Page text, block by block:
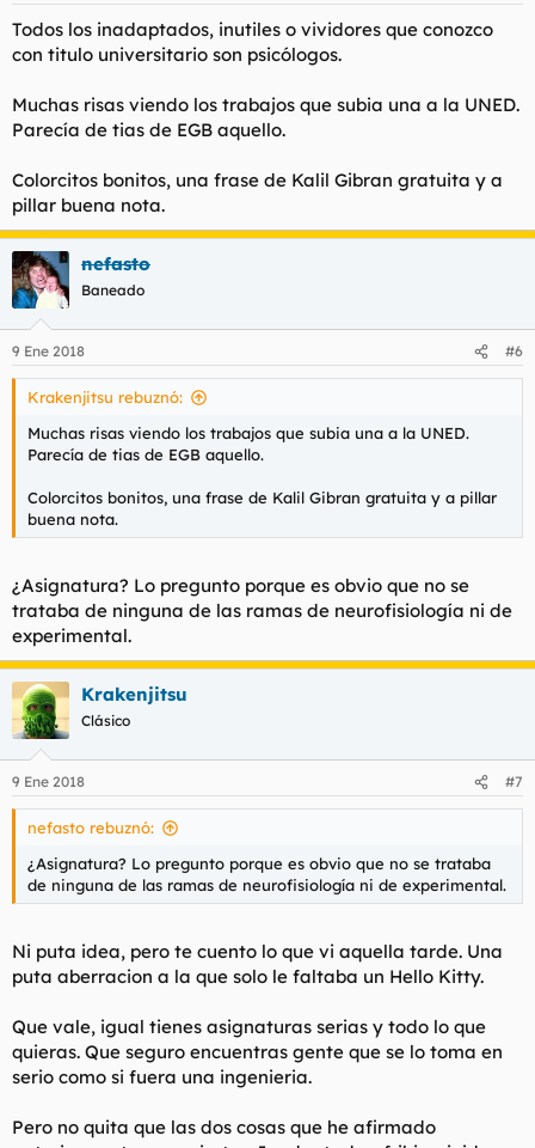
Todos los inadaptados, inutiles o vividores que conozco
con titulo universitario son psicólogos.
Muchas risas viendo los trabajos que subia una a la UNED.
Parecía de tias de EGB aquello.
Colorcitos bonitos, una frase de Kalil Gibran gratuita y a
pillar buena nota.
nefasto
Baneado
9 Ene 2018 #6
Krakenjitsu rebuznó:
Muchas risas viendo los trabajos que subia una a la UNED.
Parecía de tias de EGB aquello.
Colorcitos bonitos, una frase de Kalil Gibran gratuita y a pillar
buena nota.
¿Asignatura? Lo pregunto porque es obvio que no se
trataba de ninguna de las ramas de neurofisiología ni de
experimental.
Krakenjitsu
Clásico
9 Ene 2018 #7
nefasto rebuznó:
¿Asignatura? Lo pregunto porque es obvio que no se trataba
de ninguna de las ramas de neurofisiología ni de experimental.
Ni puta idea, pero te cuento lo que vi aquella tarde. Una
puta aberracion a la que solo le faltaba un Hello Kitty.
Que vale, igual tienes asignaturas serias y todo lo que
quieras. Que seguro encuentras gente que se lo toma en
serio como si fuera una ingenieria.
Pero no quita que las dos cosas que he afirmado